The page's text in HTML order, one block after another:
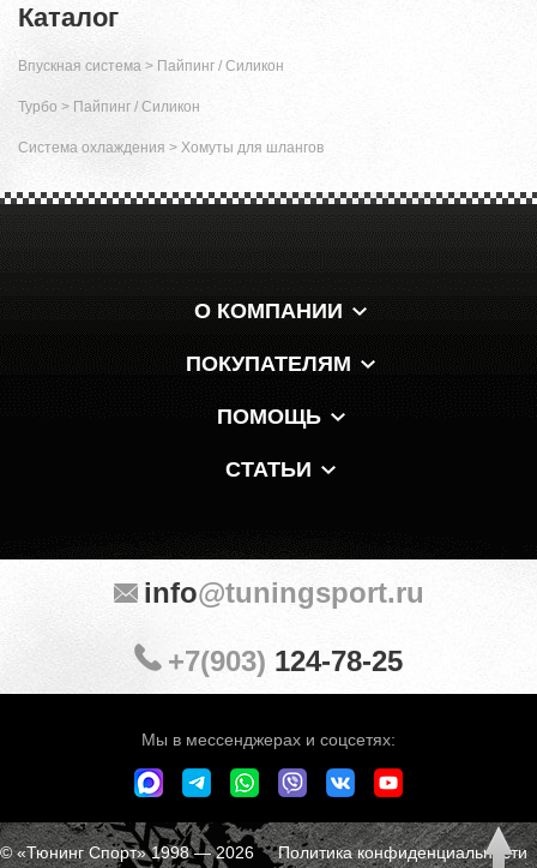
Каталог
Впускная система > Пайпинг / Силикон
Турбо > Пайпинг / Силикон
Система охлаждения > Хомуты для шлангов
О КОМПАНИИ
ПОКУПАТЕЛЯМ
ПОМОЩЬ
СТАТЬИ
Мы в мессенджерах и соцсетях:
info@tuningsport.ru
+7(903) 124-78-25
© «Тюнинг Спорт» 1998 — 2026Политика конфиденциальности